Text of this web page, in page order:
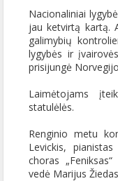
Nacionaliniai
jau ketvirtą kartą.
galimybių
lygybės ir
prisijungė
Laimėtojams
statulėlės.
Renginio metu
Levickis,
choras
vedė Marijus